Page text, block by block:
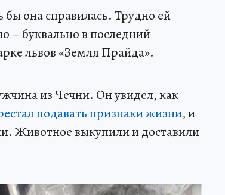
она справилась. Трудно ей
– буквально в последний
львов «Земля Прайда».
из Чечни. Он увидел, как
подавать признаки жизни, и
Животное выкупили и доставили